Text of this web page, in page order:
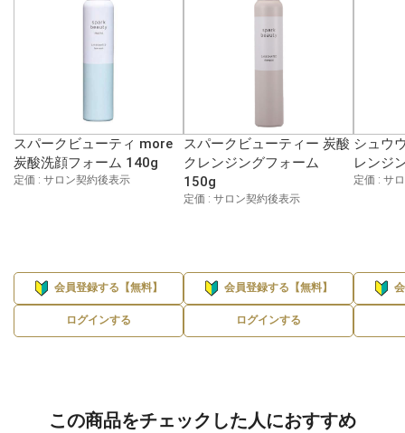
スパークビューティ more
炭酸洗顔フォーム 140g
定価 : サロン契約後表示
会員登録する【無料】
ログインする
スパークビューティー 炭酸
クレンジングフォーム
150g
定価 : サロン契約後表示
会員登録する【無料】
ログインする
シュウ
レンジ
定価 : サ
この商品をチェックした人におすすめ